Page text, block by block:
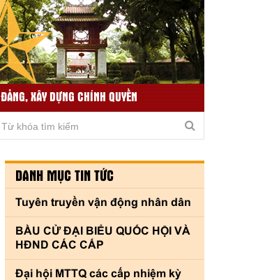
XÂY DỰNG CHÍNH QUYỀN
QUAN
THƯ VIỆN VIDEO
CHẤT LƯỢNG, THÍCH ỨNG KỊP THỜI VÌ
DANH MỤC TIN TỨC
Tuyên truyền vận động nhân dân
BẦU CỬ ĐẠI BIỂU QUỐC HỘI VÀ
HĐND CÁC CẤP
Đại hội MTTQ các cấp nhiệm kỳ